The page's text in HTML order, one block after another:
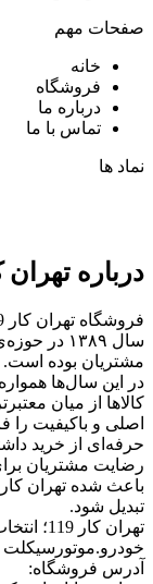
صفحات مهم
خانه
فروشگاه
درباره ما
تماس با ما
نماد ها
درباره تهران
سال ۱۳۸۹
مشتریان بوده است.
در این سال‌ها
کالاها از میان
اصلی و باکیفیت را
حرفه‌ای از خرید
رضایت مشتریان
تبدیل شود.
تهران
آدرس فروشگاه: